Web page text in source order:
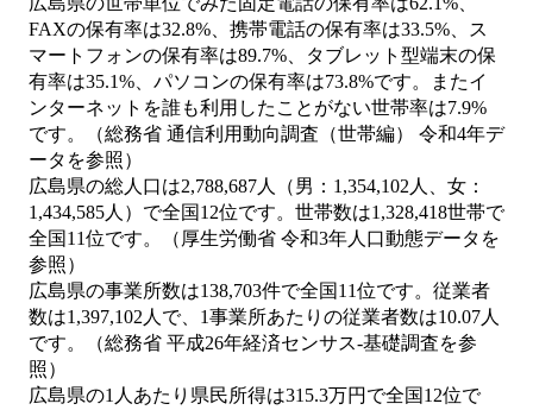
FAXの保有率は32.8%、携帯電話の保有率は33.5%、ス
マートフォンの保有率は89.7%、タブレット型端末の保
有率は35.1%、パソコンの保有率は73.8%です。またイ
ンターネットを誰も利用したことがない世帯率は7.9%
です。（総務省 通信利用動向調査（世帯編） 令和4年デ
ータを参照）
広島県の総人口は2,788,687人（男：1,354,102人、女：
1,434,585人）で全国12位です。世帯数は1,328,418世帯で
全国11位です。（厚生労働省 令和3年人口動態データを
参照）
広島県の事業所数は138,703件で全国11位です。従業者
数は1,397,102人で、1事業所あたりの従業者数は10.07人
です。（総務省 平成26年経済センサス‐基礎調査を参
照）
広島県の1人あたり県民所得は315.3万円で全国12位で